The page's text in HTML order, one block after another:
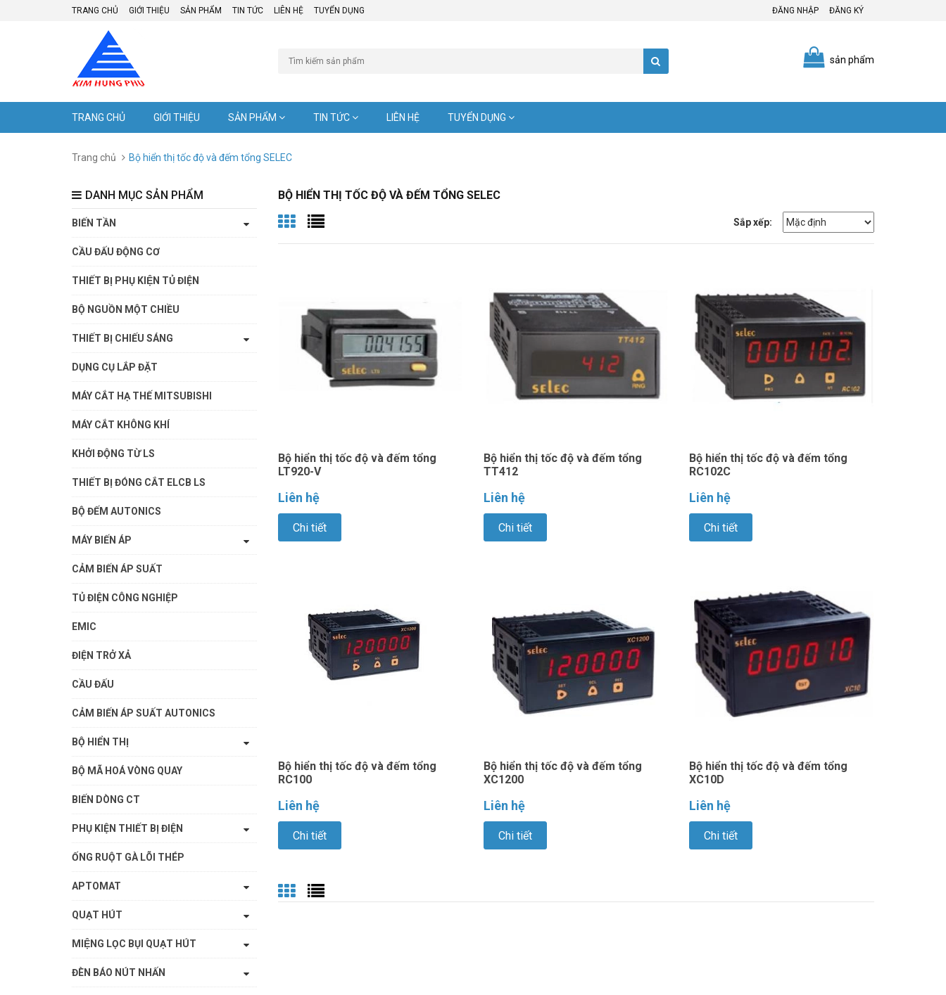
TRANG CHỦ GIỚI THIỆU SẢN PHẨM TIN TỨC LIÊN HỆ TUYỂN DỤNG ĐĂNG NHẬP ĐĂNG KÝ
sản phẩm
TRANG CHỦ GIỚI THIỆU SẢN PHẨM TIN TỨC LIÊN HỆ TUYỂN DỤNG
Trang chủ Bộ hiển thị tốc độ và đếm tổng SELEC
BỘ HIỂN THỊ TỐC ĐỘ VÀ ĐẾM TỔNG SELEC
Sắp xếp:
Bộ hiển thị tốc độ và đếm tổng
LT920-V
Liên hệ
Chi tiết
Bộ hiển thị tốc độ và đếm tổng
TT412
Liên hệ
Chi tiết
Bộ hiển thị tốc độ và đếm tổng
RC102C
Liên hệ
Chi tiết
Bộ hiển thị tốc độ và đếm tổng
RC100
Liên hệ
Chi tiết
Bộ hiển thị tốc độ và đếm tổng
XC1200
Liên hệ
Chi tiết
Bộ hiển thị tốc độ và đếm tổng
XC10D
Liên hệ
Chi tiết
DANH MỤC SẢN PHẨM
BIẾN TẦN
CẦU ĐẤU ĐỘNG CƠ
THIẾT BỊ PHỤ KIỆN TỦ ĐIỆN
BỘ NGUỒN MỘT CHIỀU
THIẾT BỊ CHIẾU SÁNG
DỤNG CỤ LẮP ĐẶT
MÁY CẮT HẠ THẾ MITSUBISHI
MÁY CẮT KHÔNG KHÍ
KHỞI ĐỘNG TỪ LS
THIẾT BỊ ĐÓNG CẮT ELCB LS
BỘ ĐẾM AUTONICS
MÁY BIẾN ÁP
CẢM BIẾN ÁP SUẤT
TỦ ĐIỆN CÔNG NGHIỆP
EMIC
ĐIỆN TRỞ XẢ
CẦU ĐẤU
CẢM BIẾN ÁP SUẤT AUTONICS
BỘ HIỂN THỊ
BỘ MÃ HOÁ VÒNG QUAY
BIẾN DÒNG CT
PHỤ KIỆN THIẾT BỊ ĐIỆN
ỐNG RUỘT GÀ LÕI THÉP
APTOMAT
QUẠT HÚT
MIỆNG LỌC BỤI QUẠT HÚT
ĐÈN BÁO NÚT NHẤN